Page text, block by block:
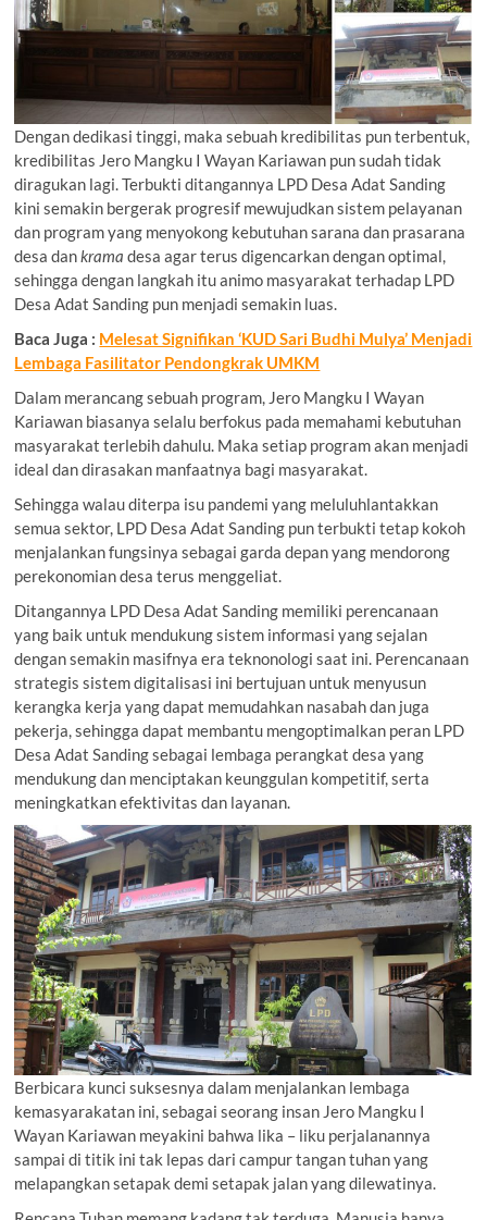
Dengan dedikasi tinggi, maka sebuah kredibilitas pun terbentuk,
kredibilitas Jero Mangku I Wayan Kariawan pun sudah tidak
diragukan lagi. Terbukti ditangannya LPD Desa Adat Sanding
kini semakin bergerak progresif mewujudkan sistem pelayanan
dan program yang menyokong kebutuhan sarana dan prasarana
desa dankramadesa agar terus digencarkan dengan optimal,
sehingga dengan langkah itu animo masyarakat terhadap LPD
Desa Adat Sanding pun menjadi semakin luas.
Baca Juga : Melesat Signifikan ‘KUD Sari Budhi Mulya’ Menjadi
Lembaga Fasilitator Pendongkrak UMKM
Dalam merancang sebuah program, Jero Mangku I Wayan
Kariawan biasanya selalu berfokus pada memahami kebutuhan
masyarakat terlebih dahulu. Maka setiap program akan menjadi
ideal dan dirasakan manfaatnya bagi masyarakat.
Sehingga walau diterpa isu pandemi yang meluluhlantakkan
semua sektor, LPD Desa Adat Sanding pun terbukti tetap kokoh
menjalankan fungsinya sebagai garda depan yang mendorong
perekonomian desa terus menggeliat.
Ditangannya LPD Desa Adat Sanding memiliki perencanaan
yang baik untuk mendukung sistem informasi yang sejalan
dengan semakin masifnya era teknonologi saat ini. Perencanaan
strategis sistem digitalisasi ini bertujuan untuk menyusun
kerangka kerja yang dapat memudahkan nasabah dan juga
pekerja, sehingga dapat membantu mengoptimalkan peran LPD
Desa Adat Sanding sebagai lembaga perangkat desa yang
mendukung dan menciptakan keunggulan kompetitif, serta
meningkatkan efektivitas dan layanan.
Berbicara kunci suksesnya dalam menjalankan lembaga
kemasyarakatan ini, sebagai seorang insan Jero Mangku I
Wayan Kariawan meyakini bahwa lika – liku perjalanannya
sampai di titik ini tak lepas dari campur tangan tuhan yang
melapangkan setapak demi setapak jalan yang dilewatinya.